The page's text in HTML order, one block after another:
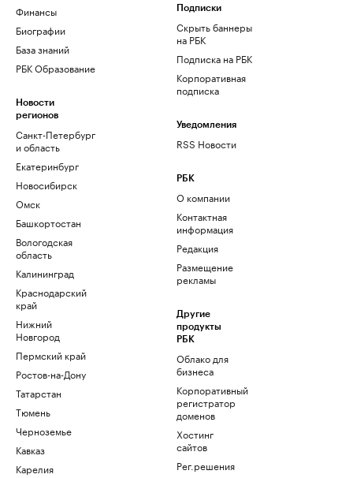
Финансы
Биографии
База знаний
РБК Образование
Новости
регионов
Санкт-Петербург
и область
Екатеринбург
Новосибирск
Омск
Башкортостан
Вологодская
область
Калининград
Краснодарский
край
Нижний
Новгород
Пермский край
Ростов-на-Дону
Татарстан
Тюмень
Черноземье
Кавказ
Карелия
Подписки
Скрыть баннеры
на РБК
Подписка на РБК
Корпоративная
подписка
Уведомления
RSS Новости
РБК
О компании
Контактная
информация
Редакция
Размещение
рекламы
Другие
продукты
РБК
Облако для
бизнеса
Корпоративный
регистратор
доменов
Хостинг
сайтов
Рег.решения